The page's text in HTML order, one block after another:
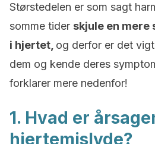
Størstedelen er som sagt
somme tider skjule en
i hjertet, og derfor er det
dem og kende deres
forklarer mere nedenfor!
1. Hvad er
hjertemislyde?